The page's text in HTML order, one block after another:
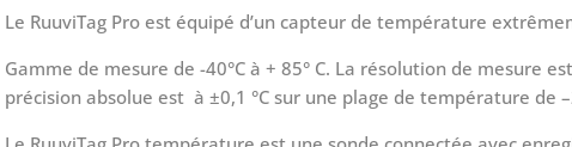
Le RuuviTag Pro est équipé d’un capteur de température
Gamme de mesure de -40°C à + 85° C. La résolution de mesure
précision absolue est à ±0,1 °C sur une plage de température de